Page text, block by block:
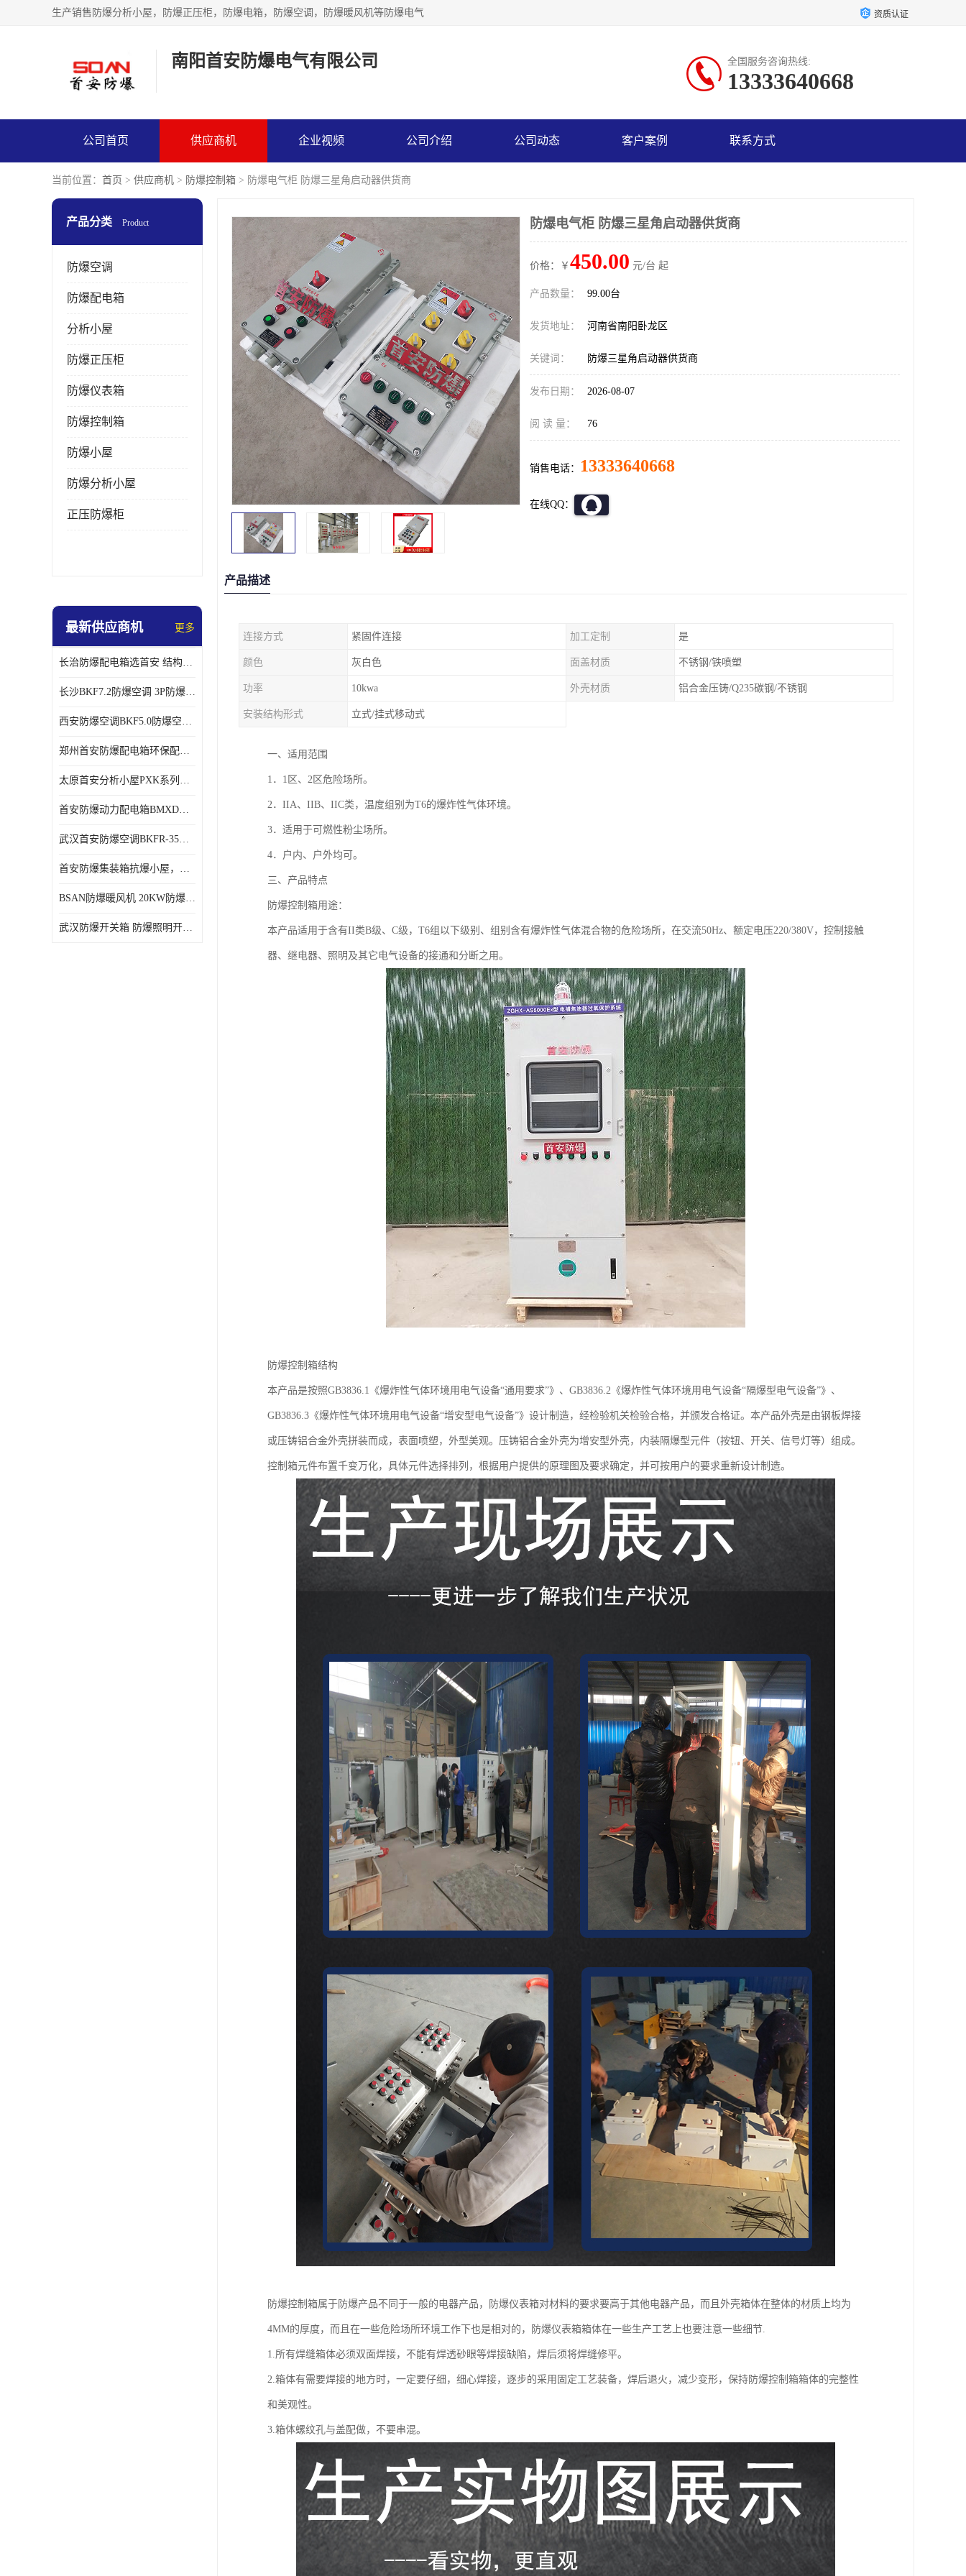
生产销售防爆分析小屋，防爆正压柜，防爆电箱，防爆空调，防爆暖风机等防爆电气 资质认证
南阳首安防爆电气有限公司 全国服务咨询热线:
13333640668
公司首页 供应商机 企业视频 公司介绍 公司动态 客户案例 联系方式
当前位置： 首页 > 供应商机 > 防爆控制箱 > 防爆电气柜 防爆三星角启动器供货商
产品分类 Product
防爆空调
防爆配电箱
分析小屋
防爆正压柜
防爆仪表箱
防爆控制箱
防爆小屋
防爆分析小屋
正压防爆柜
最新供应商机 更多
长治防爆配电箱选首安 结构紧凑、价格合理、资质齐全
长沙BKF7.2防爆空调 3P防爆空调与普通空调有什么区别
西安防爆空调BKF5.0防爆空调技术参数
郑州首安防爆配电箱环保配套用防爆配电箱
太原首安分析小屋PXK系列在线分析小屋厂家
首安防爆动力配电箱BMXD系列防爆配电箱技术参数
武汉首安防爆空调BKFR-35防爆空调生产厂家
首安防爆集装箱抗爆小屋，危化品暂存间厂家批发
BSAN防爆暖风机 20KW防爆工业暖风机
武汉防爆开关箱 防爆照明开关箱厂家
防爆电气柜 防爆三星角启动器供货商
价格：￥ 450.00 元/台 起
产品数量： 99.00台
发货地址： 河南省南阳卧龙区
关键词： 防爆三星角启动器供货商
发布日期： 2026-08-07
阅 读 量： 76
销售电话： 13333640668
在线QQ：
产品描述
连接方式 紧固件连接 加工定制 是
颜色 灰白色 面盖材质 不锈钢/铁喷塑
功率 10kwa 外壳材质 铝合金压铸/Q235碳钢/不锈钢
安装结构形式 立式/挂式移动式
一、适用范围
1．1区、2区危险场所。
2．IIA、IIB、IIC类，温度组别为T6的爆炸性气体环境。
3．适用于可燃性粉尘场所。
4．户内、户外均可。
三、产品特点
防爆控制箱用途：
本产品适用于含有II类B级、C级，T6组以下级别、组别含有爆炸性气体混合物的危险场所，在交流50Hz、额定电压220/380V，控制接触
器、继电器、照明及其它电气设备的接通和分断之用。
防爆控制箱结构
本产品是按照GB3836.1《爆炸性气体环境用电气设备“通用要求”》、GB3836.2《爆炸性气体环境用电气设备“隔爆型电气设备”》、
GB3836.3《爆炸性气体环境用电气设备“增安型电气设备”》设计制造，经检验机关检验合格，并颁发合格证。本产品外壳是由钢板焊接
或压铸铝合金外壳拼装而成，表面喷塑，外型美观。压铸铝合金外壳为增安型外壳，内装隔爆型元件（按钮、开关、信号灯等）组成。
控制箱元件布置千变万化，具体元件选择排列，根据用户提供的原理图及要求确定，并可按用户的要求重新设计制造。
防爆控制箱属于防爆产品不同于一般的电器产品，防爆仪表箱对材料的要求要高于其他电器产品，而且外壳箱体在整体的材质上均为
4MM的厚度，而且在一些危险场所环境工作下也是相对的，防爆仪表箱箱体在一些生产工艺上也要注意一些细节.
1.所有焊缝箱体必须双面焊接，不能有焊透砂眼等焊接缺陷，焊后须将焊缝修平。
2.箱体有需要焊接的地方时，一定要仔细，细心焊接，逐步的采用固定工艺装备，焊后退火，减少变形，保持防爆控制箱箱体的完整性
和美观性。
3.箱体螺纹孔与盖配做，不要串混。